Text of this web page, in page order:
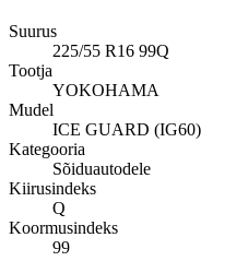
Suurus
225/55 R16 99Q
Tootja
YOKOHAMA
Mudel
ICE GUARD (IG60)
Kategooria
Sõiduautodele
Kiirusindeks
Q
Koormusindeks
99